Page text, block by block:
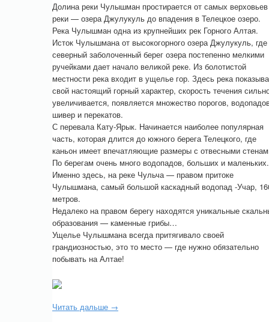
Долина реки Чулышман простирается от самых верховьев
реки — озера Джулукуль до впадения в Телецкое озеро.
Река Чулышман одна из крупнейших рек Горного Алтая.
Исток Чулышмана от высокогорного озера Джулукуль, где
северный заболоченный берег озера постепенно мелкими
ручейками дает начало великой реке. Из болотистой
местности река входит в ущелье гор. Здесь река
свой настоящий горный характер, скорость течения
увеличивается, появляется множество порогов,
шивер и перекатов.
С перевала Кату-Ярык. Начинается наиболее популярная
часть, которая длится до южного берега Телецкого, где
каньон имеет впечатляющие размеры с отвесными
По берегам очень много водопадов, больших и маленьких.
Именно здесь, на реке Чульча — правом притоке
Чулышмана, самый большой каскадный водопад -Учар,
метров.
Недалеко на правом берегу находятся уникальные
образования — каменные грибы…
Ущелье Чулышмана всегда притягивало своей
грандиозностью, это то место — где нужно обязательно
побывать на Алтае!
Читать дальше →